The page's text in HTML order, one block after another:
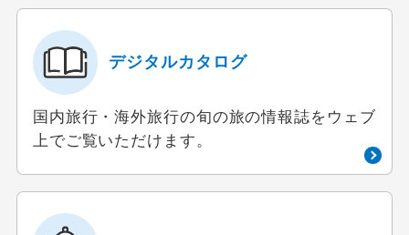
デジタルカタログ
国内旅行・海外旅行の旬の旅の情報誌をウェブ
上でご覧いただけます。